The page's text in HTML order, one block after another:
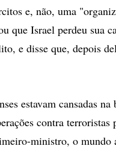
e, não, uma
que Israel perdeu sua
e disse que, depois
estavam cansadas
contra terroristas
ministro, o mundo